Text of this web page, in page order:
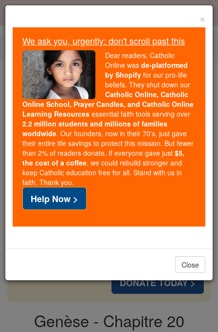
Skip
content
Because of You, 2.2 Million
Students Are Being Formed in the
Faith
Because of generous supporters like you,
Catholic Online School has already delivered
free, faithful Catholic education to over 2.2
million students across 193 countries. In an age
of noise and algorithms, you are helping form
souls with truth, prayer, Scripture, and Christ.
If everyone who reads this gave just $5 — the
free for all. Be Courageous. Be Catholic. Stand
DONATE TODAY >
Genèse - Chapitre 20
×
We ask you, urgently: don't scroll past this
Dear readers, Catholic
Online was de-platformed
by Shopify for our pro-life
beliefs. They shut down our
Catholic Online, Catholic
Online School, Prayer Candles, and Catholic Online
Learning Resources essential faith tools serving over
2.2 million students and millions of families
worldwide. Our founders, now in their 70's, just gave
their entire life savings to protect this mission. But fewer
than 2% of readers donate. If everyone gave just $5,
the cost of a coffee, we could rebuild stronger and
keep Catholic education free for all. Stand with us in
faith. Thank you.
Help Now >
Close